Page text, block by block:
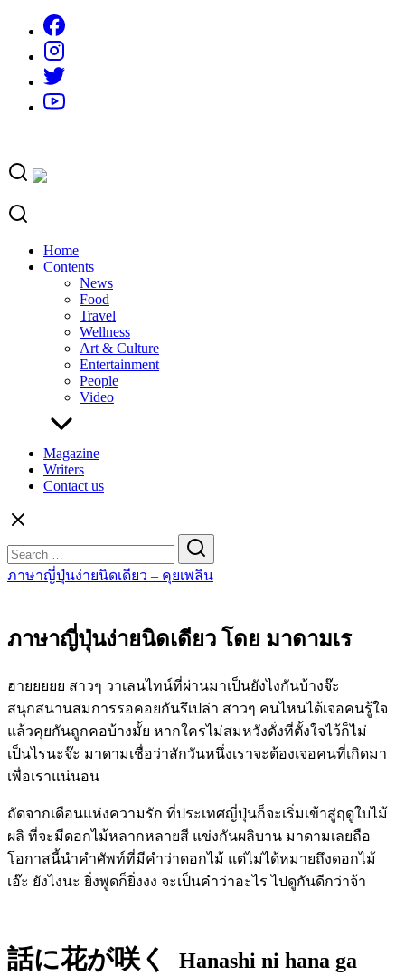
content
Home
Contents
News
Food
Travel
Wellness
Art & Culture
Entertainment
People
Video
Magazine
Writers
Contact us
for:
ภาษาญี่ปุ่นง่ายนิดเดียว – คุยเพลิน
ภาษาญี่ปุ่นง่ายนิดเดียว โดย มาดามเร
ฮายยยยย สาวๆ วาเลนไทน์ที่ผ่านมาเป็นยังไงกันบ้างจ๊ะ
สนุกสนานสมการรอคอยกันรึเปล่า สาวๆ คนไหนได้เจอคนรู้ใจ
แล้วคุยกันถูกคอบ้างมั้ย หากใครไม่สมหวังดั่งที่ตั้งใจไว้ก็ไม่
เป็นไรนะจ๊ะ มาดามเชื่อว่าสักวันหนึ่งเราจะต้องเจอคนที่เกิดมา
เพื่อเราแน่นอน
ถัดจากเดือนแห่งความรัก ที่ประเทศญี่ปุ่นก็จะเริ่มเข้าสู่ฤดูใบไม้
ผลิ ที่จะมีดอกไม้หลากหลายสี แข่งกันผลิบาน มาดามเลยถือ
โอกาสนี้นำคำศัพท์ที่มีคำว่าดอกไม้ แต่ไม่ได้หมายถึงดอกไม้
เอ๊ะ ยังไงนะ ยิ่งพูดก็ยิ่งงง จะเป็นคำว่าอะไร ไปดูกันดีกว่าจ้า
話に花が咲く
Hanashi ni hana ga